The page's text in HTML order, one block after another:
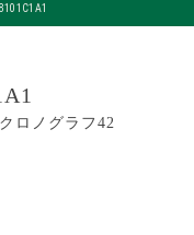
ロノグラフ42